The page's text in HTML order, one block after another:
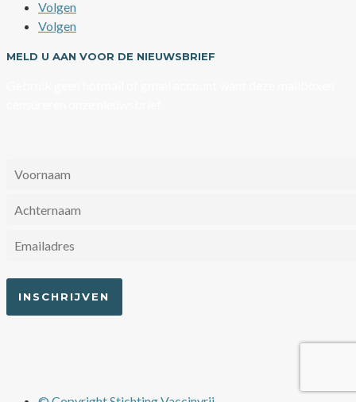
Volgen
Volgen
MELD U AAN VOOR DE NIEUWSBRIEF